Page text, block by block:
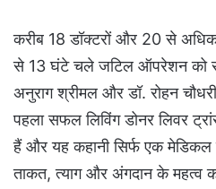
करीब 18 डॉक्टरों और 20 से
से 13 घंटे चले जटिल ऑपरेशन को
अनुराग श्रीमल और डॉ. रोहन
पहला सफल लिविंग डोनर लिवर
हैं और यह कहानी सिर्फ एक मेडिकल
ताकत, त्याग और अंगदान के महत्व